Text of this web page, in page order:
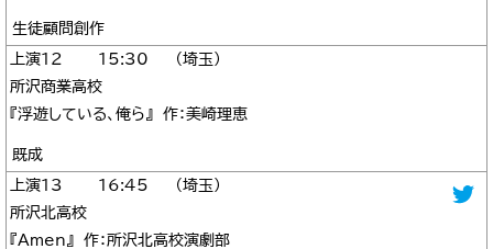
生徒顧問創作
12
15:30
埼玉
所沢商業高校
『浮遊している、俺ら』 作：美崎理恵
既成
13
16:45
埼玉
所沢北高校
『Amen』 作：所沢北高校演劇部